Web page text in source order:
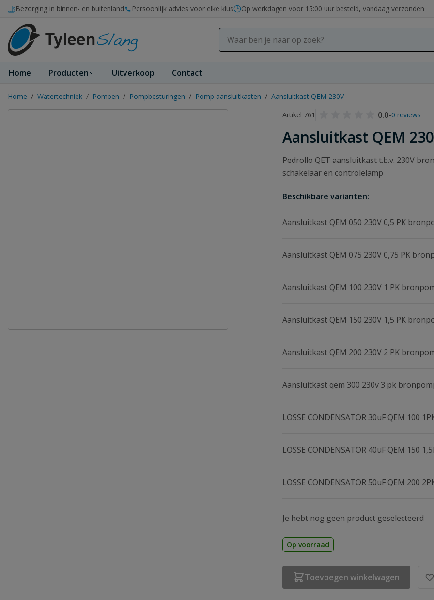
Ga naar de inhoud
Bezorging in binnen- en buitenland Persoonlijk advies voor elke klus Op werkdagen voor 15:00 uur besteld, vandaag verzonden
Home Producten Uitverkoop Contact
Home / Watertechniek / Pompen / Pompbesturingen / Pomp aansluitkasten / Aansluitkast QEM 230V
Artikel 761
0.0-0 reviews
Aansluitkast QEM
Pedrollo QET aansluitkast t.b.v. 230V
schakelaar en controlelamp
Beschikbare varianten:
Aansluitkast QEM 050 230V 0,5 PK
Aansluitkast QEM 075 230V 0,75 PK
Aansluitkast QEM 100 230V 1 PK
Aansluitkast QEM 150 230V 1,5 PK
Aansluitkast QEM 200 230V 2 PK
Aansluitkast qem 300 230v 3 pk
LOSSE CONDENSATOR 30uF QEM 100
LOSSE CONDENSATOR 40uF QEM 150
LOSSE CONDENSATOR 50uF QEM 200
Je hebt nog geen product geselecteerd
Op voorraad
Toevoegen winkelwagen